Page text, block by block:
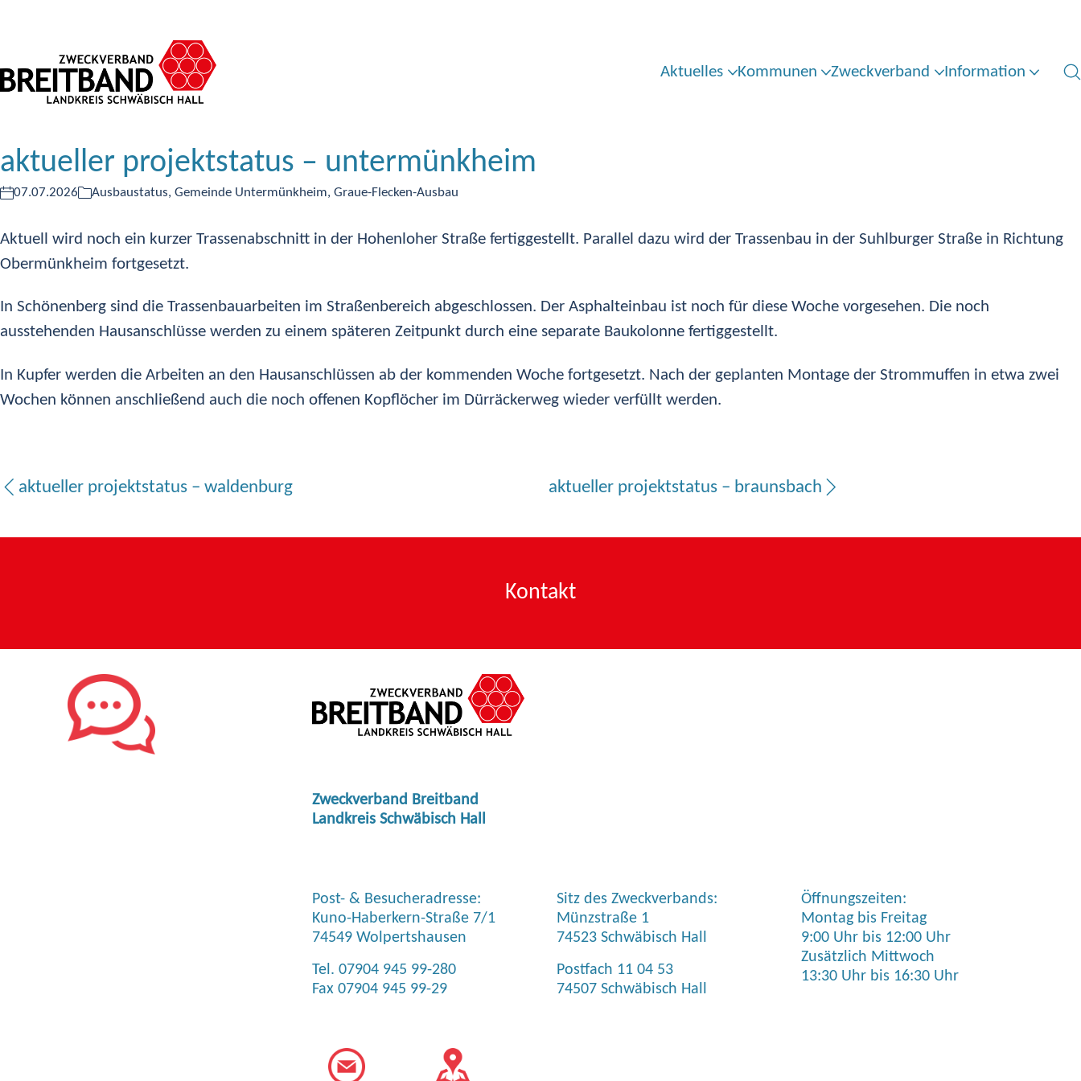
Aktuelles Kommunen Zweckverband Information
aktueller projektstatus – untermünkheim
07.07.2026 Ausbaustatus, Gemeinde Untermünkheim, Graue-Flecken-Ausbau
Aktuell wird noch ein kurzer Trassenabschnitt in der Hohenloher Straße fertiggestellt. Parallel dazu wird der Trassenbau in der Suhlburger Straße in Richtung
Obermünkheim fortgesetzt.
In Schönenberg sind die Trassenbauarbeiten im Straßenbereich abgeschlossen. Der Asphalteinbau ist noch für diese Woche vorgesehen. Die noch
ausstehenden Hausanschlüsse werden zu einem späteren Zeitpunkt durch eine separate Baukolonne fertiggestellt.
In Kupfer werden die Arbeiten an den Hausanschlüssen ab der kommenden Woche fortgesetzt. Nach der geplanten Montage der Strommuffen in etwa zwei
Wochen können anschließend auch die noch offenen Kopflöcher im Dürräckerweg wieder verfüllt werden.
aktueller projektstatus – waldenburg aktueller projektstatus – braunsbach
Kontakt
Zweckverband Breitband
Landkreis Schwäbisch Hall
Post- & Besucheradresse:
Kuno-Haberkern-Straße 7/1
74549 Wolpertshausen
Tel. 07904 945 99-280
Fax 07904 945 99-29
Sitz des Zweckverbands:
Münzstraße 1
74523 Schwäbisch Hall
Postfach 11 04 53
74507 Schwäbisch Hall
Öffnungszeiten:
Montag bis Freitag
9:00 Uhr bis 12:00 Uhr
Zusätzlich Mittwoch
13:30 Uhr bis 16:30 Uhr